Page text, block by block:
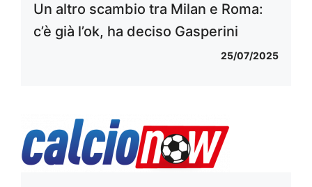
Un altro scambio tra Milan e Roma:
c’è già l’ok, ha deciso Gasperini
25/07/2025